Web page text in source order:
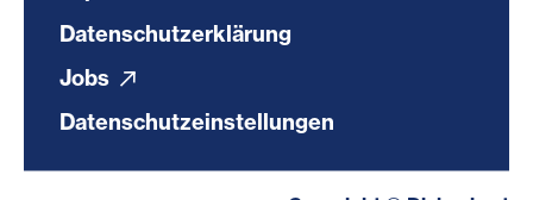
Datenschutzerklärung
Jobs
Datenschutzeinstellungen